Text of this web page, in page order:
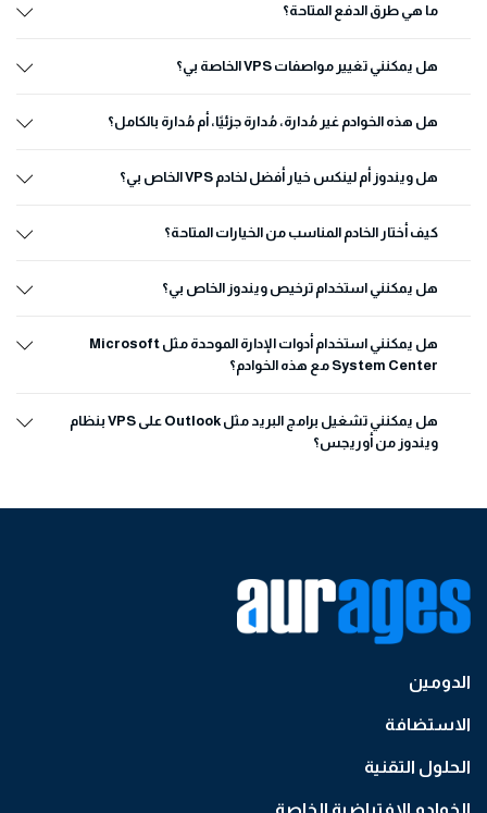
ما هي طرق الدفع المتاحة؟
هل يمكنني تغيير مواصفات VPS الخاصة بي؟
هل هذه الخوادم غير مُدارة، مُدارة جزئيًا، أم مُدارة بالكامل؟
هل ويندوز أم لينكس خيار أفضل لخادم VPS الخاص بي؟
كيف أختار الخادم المناسب من الخيارات المتاحة؟
هل يمكنني استخدام ترخيص ويندوز الخاص بي؟
هل يمكنني استخدام أدوات الإدارة الموحدة مثل Microsoft
System Center مع هذه الخوادم؟
هل يمكنني تشغيل برامج البريد مثل Outlook على VPS بنظام
ويندوز من أوريجس؟
الدومين
الاستضافة
الحلول التقنية
الخوادم الافتراضية الخاصة